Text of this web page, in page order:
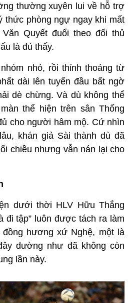
thường xuyên lui về hỗ trợ
thức phòng ngự ngay khi mất
Quyết đuổi theo đối thủ
là đủ thấy.
nhỏ, rồi thỉnh thoảng từ
dài lên tuyến đầu bất ngờ
dè chừng. Và dù không thể
thể hiện trên sân Thống
cho người hâm mộ. Cứ nhìn
khán giả Sài thành dù đã
chiều nhưng vẫn nán lại cho
dưới thời HLV Hữu Thắng
đi tập” luôn được tách ra làm
hương xứ Nghệ, một là
dường như đã không còn
lần này.